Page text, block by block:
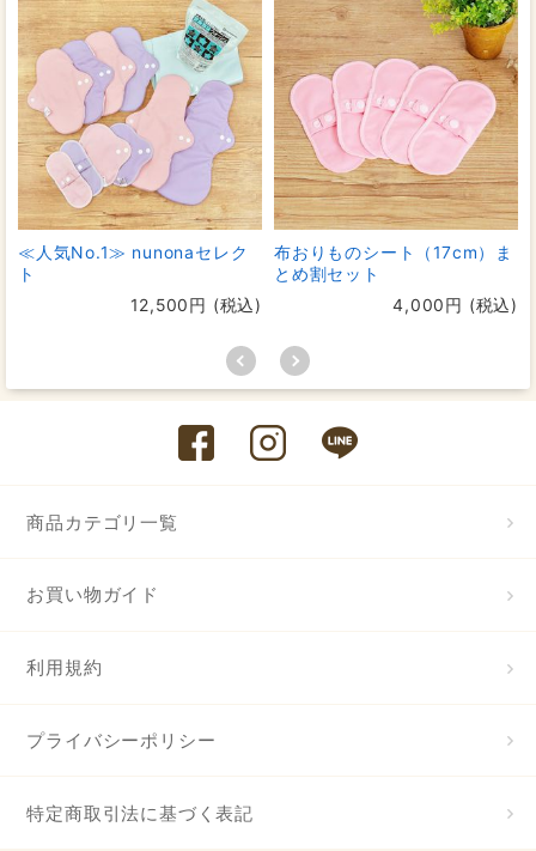
≪人気No.1≫ nunonaセレク
ト
12,500円 (税込)
布おりものシート（17cm）ま
とめ割セット
4,000円 (税込)
商品カテゴリ一覧
お買い物ガイド
利用規約
プライバシーポリシー
特定商取引法に基づく表記